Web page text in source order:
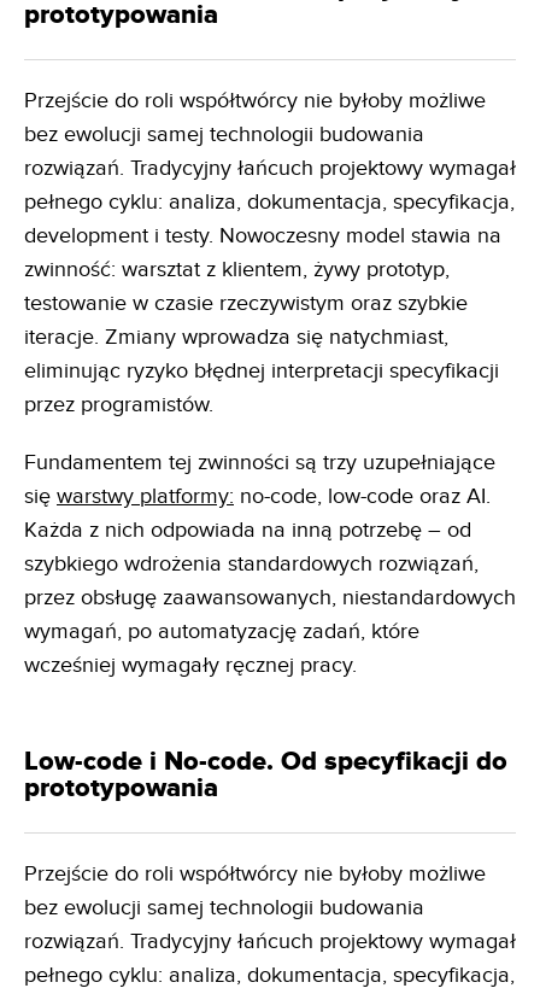
prototypowania
Przejście do roli współtwórcy nie byłoby możliwe
bez ewolucji samej technologii budowania
rozwiązań. Tradycyjny łańcuch projektowy wymagał
pełnego cyklu: analiza, dokumentacja, specyfikacja,
development i testy. Nowoczesny model stawia na
zwinność: warsztat z klientem, żywy prototyp,
testowanie w czasie rzeczywistym oraz szybkie
iteracje. Zmiany wprowadza się natychmiast,
eliminując ryzyko błędnej interpretacji specyfikacji
przez programistów.
Fundamentem tej zwinności są trzy uzupełniające
się warstwy platformy: no-code, low-code oraz AI.
Każda z nich odpowiada na inną potrzebę – od
szybkiego wdrożenia standardowych rozwiązań,
przez obsługę zaawansowanych, niestandardowych
wymagań, po automatyzację zadań, które
wcześniej wymagały ręcznej pracy.
Low-code i No-code. Od specyfikacji do
prototypowania
Przejście do roli współtwórcy nie byłoby możliwe
bez ewolucji samej technologii budowania
rozwiązań. Tradycyjny łańcuch projektowy wymagał
pełnego cyklu: analiza, dokumentacja, specyfikacja,